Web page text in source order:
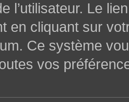
l’utilisateur. Le
en cliquant sur
Ce système
vos